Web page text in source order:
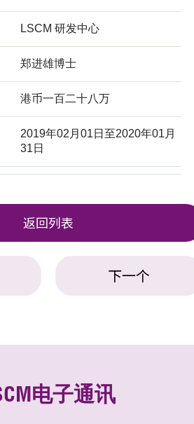
LSCM 研发中心
郑进雄博士
港币一百二十八万
2019年02月01日至2020年01月
31日
返回列表
下一个
电子通讯